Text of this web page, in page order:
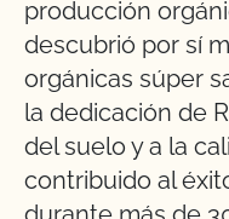
producción
descubrió por sí
orgánicas súper
la dedicación de
del suelo y a la
contribuido al